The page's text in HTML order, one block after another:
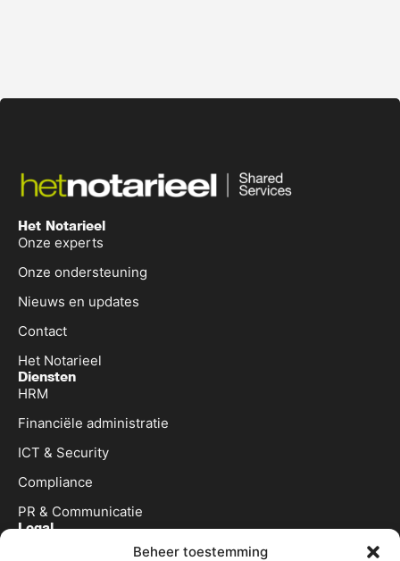
Beheer toestemming
Het Notarieel
Onze experts
Onze ondersteuning
Nieuws en updates
Contact
Het Notarieel
Diensten
HRM
Financiële administratie
ICT & Security
Compliance
PR & Communicatie
Legal
Algemene voorwaarden